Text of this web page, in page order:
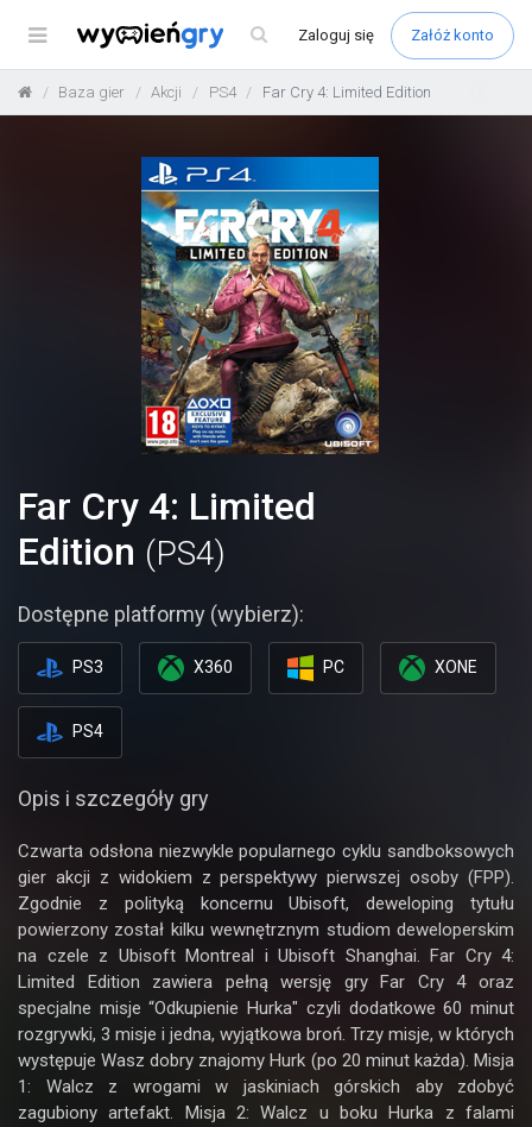
Menu Zaloguj się Załóż konto
Baza gier Akcji PS4 Far Cry 4: Limited Edition
Far Cry 4: Limited
Edition (PS4)
Dostępne platformy (wybierz):
PS3 X360 PC XONE
PS4
Opis i szczegóły gry
Czwarta odsłona niezwykle popularnego cyklu sandboksowych
gier akcji z widokiem z perspektywy pierwszej osoby (FPP).
Zgodnie z polityką koncernu Ubisoft, deweloping tytułu
powierzony został kilku wewnętrznym studiom deweloperskim
na czele z Ubisoft Montreal i Ubisoft Shanghai. Far Cry 4:
Limited Edition zawiera pełną wersję gry Far Cry 4 oraz
specjalne misje “Odkupienie Hurka" czyli dodatkowe 60 minut
rozgrywki, 3 misje i jedna, wyjątkowa broń. Trzy misje, w których
występuje Wasz dobry znajomy Hurk (po 20 minut każda). Misja
1: Walcz z wrogami w jaskiniach górskich aby zdobyć
zagubiony artefakt. Misja 2: Walcz u boku Hurka z falami